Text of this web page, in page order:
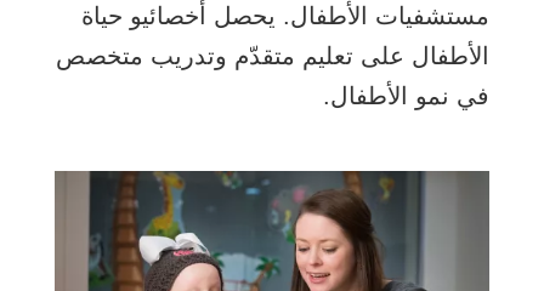
مستشفيات الأطفال. يحصل أخصائيو حياة
الأطفال على تعليم متقدّم وتدريب متخصص
في نمو الأطفال.